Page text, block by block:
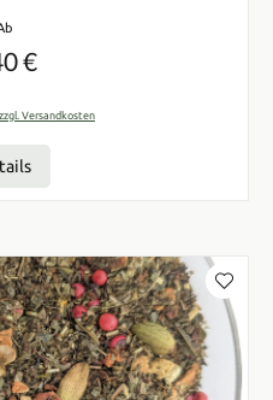
Preis:
€
Versandkosten